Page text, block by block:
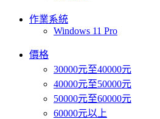
作業系統
Windows 11 Pro
價格
30000元至40000元
40000元至50000元
50000元至60000元
60000元以上